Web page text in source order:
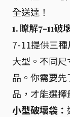
全送達！
1. 瞭解7-11破
7-11提供三
大型。不同
品。你需要
品，才能選擇
小型破壞袋：